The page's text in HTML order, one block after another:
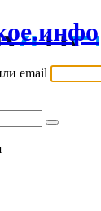
email